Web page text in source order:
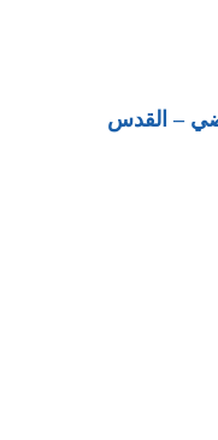
– القدس